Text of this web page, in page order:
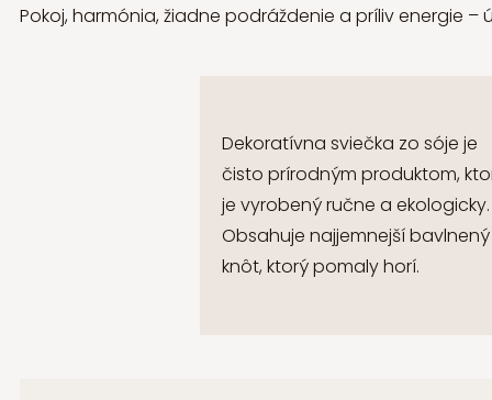
Pokoj, harmónia, žiadne podráždenie a príliv energie
Dekoratívna sviečka zo sóje je
čisto prírodným produktom,
je vyrobený ručne a ekologicky.
Obsahuje najjemnejší bavlnený
knôt, ktorý pomaly horí.